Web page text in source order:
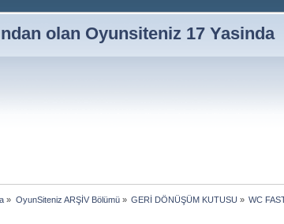
olan Oyunsiteniz 17 Yasinda
» OyunSiteniz ARŞİV Bölümü» GERİ DÖNÜŞÜM KUTUSU » WC